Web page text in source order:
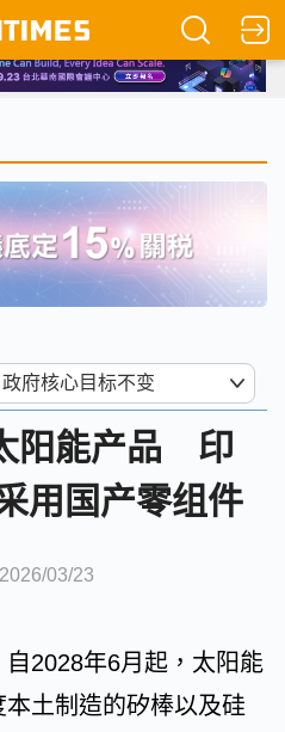
阳能产品 印
用国产零组件
2026/03/23
2028年6月起，太阳能
土制造的矽棒以及硅